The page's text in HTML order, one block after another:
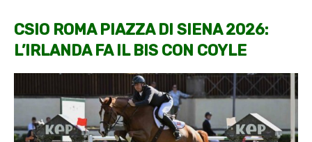
CSIO ROMA PIAZZA DI SIENA 2026:
L’IRLANDA FA IL BIS CON COYLE